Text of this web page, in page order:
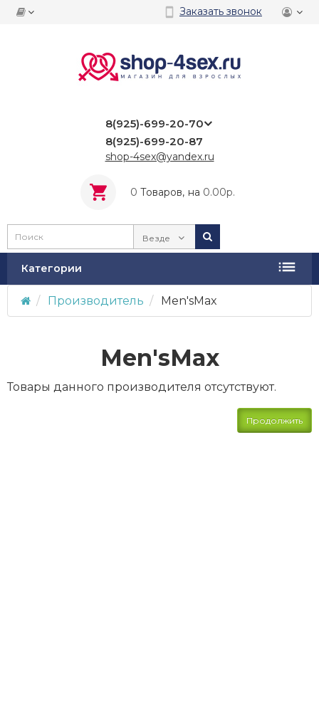
Заказать звонок
8(925)-699-20-70
8(925)-699-20-87
shop-4sex@yandex.ru
0 Tоваров, на 0.00р.
Везде
Категории
Производитель Men'sMax
Men'sMax
Товары данного производителя отсутствуют.
Продолжить